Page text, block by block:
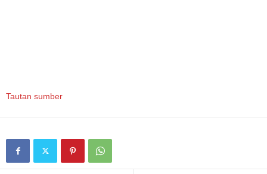
Tautan sumber